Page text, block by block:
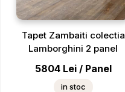
Tapet Zambaiti colectia
Lamborghini 2 panel
5804 Lei / Panel
in stoc